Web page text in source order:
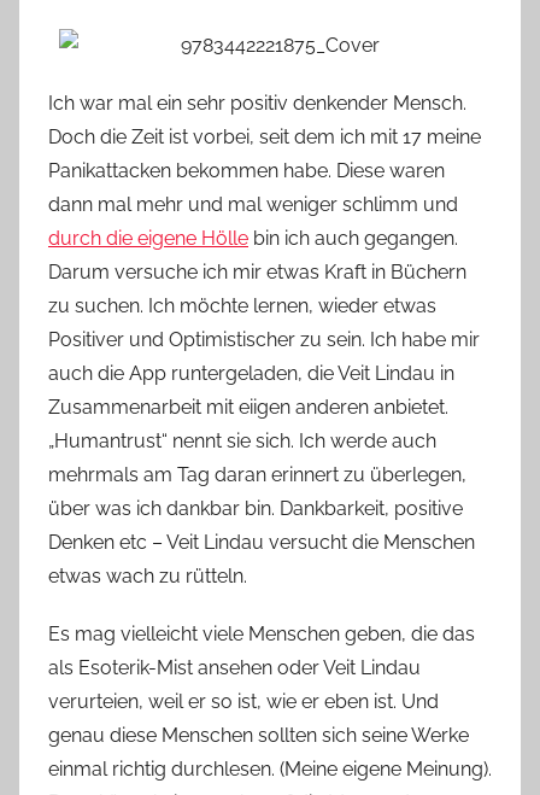
Ich war mal ein sehr positiv denkender Mensch.
Doch die Zeit ist vorbei, seit dem ich mit 17 meine
Panikattacken bekommen habe. Diese waren
dann mal mehr und mal weniger schlimm und
durch die eigene Hölle bin ich auch gegangen.
Darum versuche ich mir etwas Kraft in Büchern
zu suchen. Ich möchte lernen, wieder etwas
Positiver und Optimistischer zu sein. Ich habe mir
auch die App runtergeladen, die Veit Lindau in
Zusammenarbeit mit eiigen anderen anbietet.
„Humantrust“ nennt sie sich. Ich werde auch
mehrmals am Tag daran erinnert zu überlegen,
über was ich dankbar bin. Dankbarkeit, positive
Denken etc – Veit Lindau versucht die Menschen
etwas wach zu rütteln.
Es mag vielleicht viele Menschen geben, die das
als Esoterik-Mist ansehen oder Veit Lindau
verurteien, weil er so ist, wie er eben ist. Und
genau diese Menschen sollten sich seine Werke
einmal richtig durchlesen. (Meine eigene Meinung).